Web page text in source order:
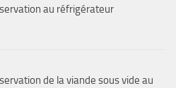
au réfrigérateur
de la viande sous vide au